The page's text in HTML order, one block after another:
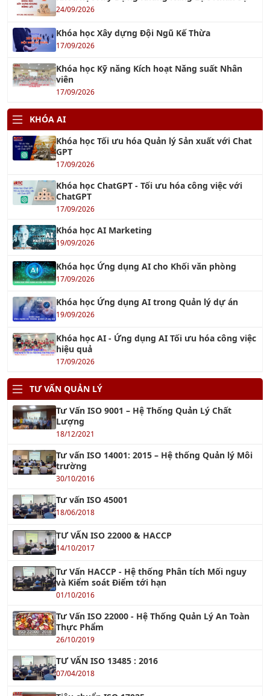
Khóa học Xây dựng Đội Ngũ Kế Thừa
17/09/2026
Khóa học Kỹ năng Kích hoạt Năng suất Nhân
viên
KHÓA AI
Khóa học Tối ưu hóa Quản lý Sản xuất với Chat
GPT
Khóa học ChatGPT - Tối ưu hóa công việc với
ChatGPT
Khóa học AI Marketing
19/09/2026
Khóa học Ứng dụng AI cho Khối văn phòng
17/09/2026
Khóa học Ứng dụng AI trong Quản lý dự án
19/09/2026
Khóa học AI - Ứng dụng AI Tối ưu hóa công việc
hiệu quả
TƯ VẤN QUẢN LÝ
Tư Vấn ISO 9001 – Hệ Thống Quản Lý Chất
Lượng
Tư vấn ISO 14001: 2015 – Hệ thống Quản lý Môi
trường
Tư vấn ISO 45001
18/06/2018
TƯ VẤN ISO 22000 & HACCP
14/10/2017
Tư Vấn HACCP - Hệ thống Phân tích Mối nguy
và Kiểm soát Điểm tới hạn
01/10/2016
Tư Vấn ISO 22000 - Hệ Thống Quản Lý An Toàn
Thực Phẩm
26/10/2019
TƯ VẤN ISO 13485 : 2016
07/04/2018
Tiêu chuẩn ISO 17025
26/07/2018